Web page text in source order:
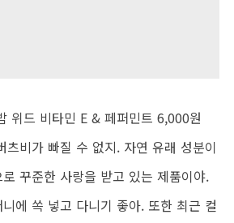
위드 비타민 E & 페퍼민트 6,000원
츠비가 빠질 수 없지. 자연 유래 성분이
꾸준한 사랑을 받고 있는 제품이야.
에 쏙 넣고 다니기 좋아. 또한 최근 컬